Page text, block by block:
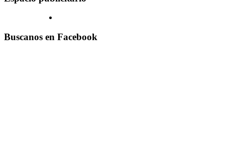
Buscanos en Facebook